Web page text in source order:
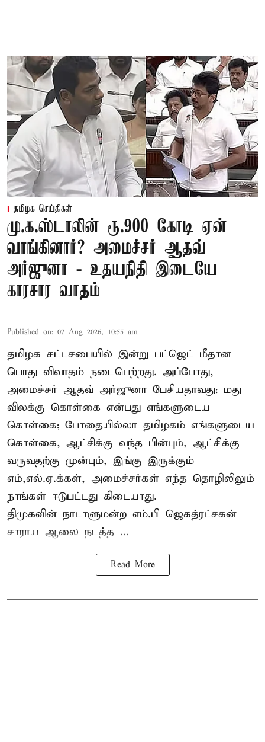
தமிழக செய்திகள்
மு.க.ஸ்டாலின் ரூ.900 கோடி ஏன்
வாங்கினார்? அமைச்சர் ஆதவ்
அர்ஜுனா - உதயநிதி இடையே
காரசார வாதம்
Published on: 07 Aug 2026, 10:55 am
தமிழக சட்டசபையில் இன்று பட்ஜெட் மீதான
பொது விவாதம் நடைபெற்றது. அப்போது,
அமைச்சர் ஆதவ் அர்ஜுனா பேசியதாவது: மது
விலக்கு கொள்கை என்பது எங்களுடைய
கொள்கை; போதையில்லா தமிழகம் எங்களுடைய
கொள்கை, ஆட்சிக்கு வந்த பின்பும், ஆட்சிக்கு
வருவதற்கு முன்பும், இங்கு இருக்கும்
எம்,எல்.ஏ.க்கள், அமைச்சர்கள் எந்த தொழிலிலும்
நாங்கள் ஈடுபட்டது கிடையாது.
திமுகவின் நாடாளுமன்ற எம்.பி ஜெகத்ரட்சகன்
சாராய ஆலை நடத்த ...
Read More